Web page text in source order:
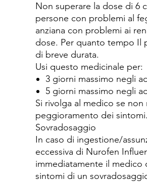
Non superare la dose di 6
persone con problemi al
anziana con problemi ai
dose. Per quanto tempo
di breve durata.
Usi questo medicinale per:
3 giorni massimo negli
5 giorni massimo negli
Si rivolga al medico se
peggioramento dei
Sovradosaggio
In caso di ingestione/
eccessiva di Nurofen
immediatamente il medico
sintomi di un